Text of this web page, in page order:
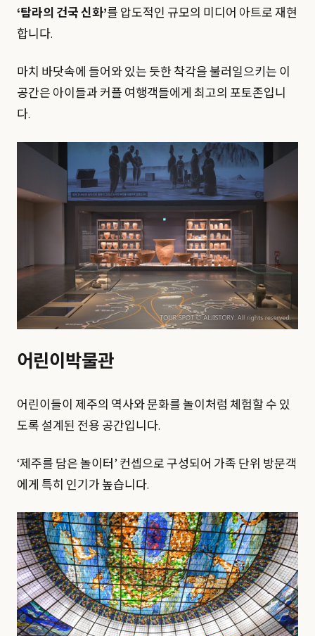
‘탐라의 건국 신화’를 압도적인 규모의 미디어 아트로 재현
합니다.
마치 바닷속에 들어와 있는 듯한 착각을 불러일으키는 이
공간은 아이들과 커플 여행객들에게 최고의 포토존입니
다.
어린이박물관
어린이들이 제주의 역사와 문화를 놀이처럼 체험할 수 있
도록 설계된 전용 공간입니다.
‘제주를 담은 놀이터’ 컨셉으로 구성되어 가족 단위 방문객
에게 특히 인기가 높습니다.